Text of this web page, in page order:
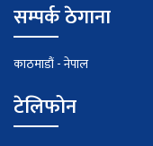
सम्पर्क ठेगाना
काठमाडौं - नेपाल
टेलिफोन